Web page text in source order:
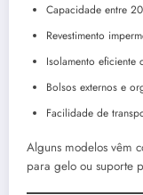
Capacidade entre
Revestimento
Isolamento eficiente
Bolsos externos e
Facilidade de
Alguns modelos vêm
para gelo ou suporte